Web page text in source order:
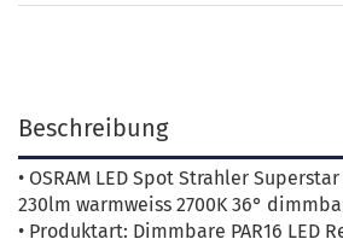
Beschreibung
• OSRAM LED Spot Strahler Superstar
230lm warmweiss 2700K 36°
• Produktart: Dimmbare PAR16 LED